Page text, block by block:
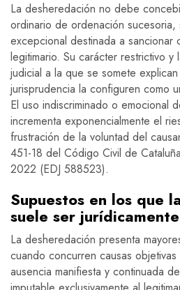
La desheredación no debe
ordinario de ordenación sucesoria,
excepcional destinada a sancionar
legitimario. Su carácter restrictivo y
judicial a la que se somete
jurisprudencia la configuren como
El uso indiscriminado o emocional
incrementa exponencialmente el
frustración de la voluntad del
451-18 del Código Civil de
2022 (EDJ 588523).
Supuestos en los que
suele ser
La desheredación presenta
cuando concurren causas
ausencia manifiesta y continuada